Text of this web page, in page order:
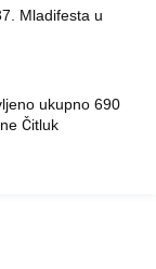
Mladifesta u
ukupno 690
Čitluk